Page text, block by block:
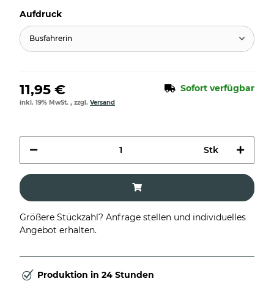
Aufdruck
Busfahrerin
11,95 € Sofort verfügbar
inkl. 19% MwSt. , zzgl. Versand
Stk
Größere Stückzahl? Anfrage stellen und individuelles
Angebot erhalten.
Produktion in 24 Stunden